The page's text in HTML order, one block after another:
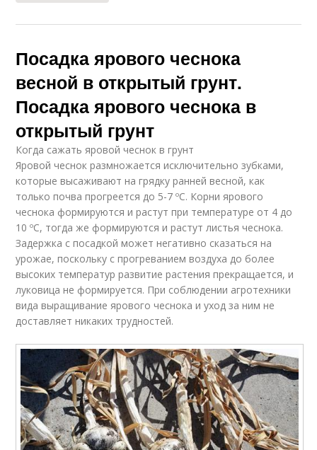
Посадка ярового чеснока
весной в открытый грунт.
Посадка ярового чеснока в
открытый грунт
Когда сажать яровой чеснок в грунт
Яровой чеснок размножается исключительно зубками,
которые высаживают на грядку ранней весной, как
только почва прогреется до 5-7 ºC. Корни ярового
чеснока формируются и растут при температуре от 4 до
10 ºC, тогда же формируются и растут листья чеснока.
Задержка с посадкой может негативно сказаться на
урожае, поскольку с прогреванием воздуха до более
высоких температур развитие растения прекращается, и
луковица не формируется. При соблюдении агротехники
вида выращивание ярового чеснока и уход за ним не
доставляет никаких трудностей.